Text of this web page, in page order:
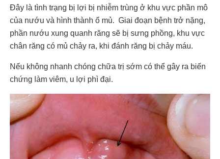
Đây là tình trạng bị lợi bị nhiễm trùng ở khu vực phần mô
của nướu và hình thành ổ mủ. Giai đoạn bệnh trở nặng,
phần nướu xung quanh răng sẽ bị sưng phồng, khu vực
chân răng có mủ chảy ra, khi đánh răng bị chảy máu.
Nếu không nhanh chóng chữa trị sớm có thể gây ra biến
chứng làm viêm, u lợi phì đại.